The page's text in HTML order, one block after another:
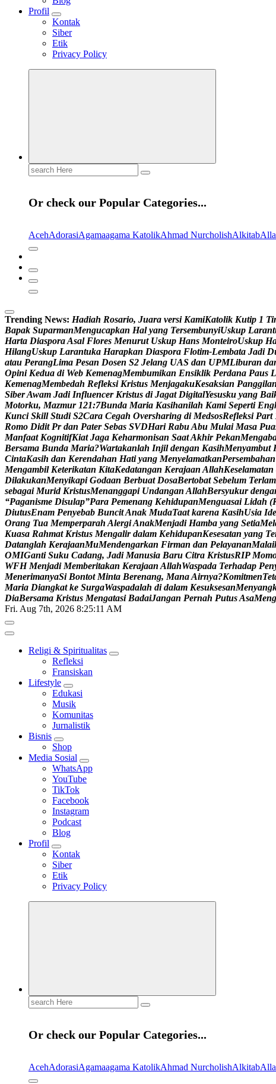
Profil
Kontak
Siber
Etik
Privacy Policy
Search
for:
Or check our Popular Categories...
AcehAdorasiAgamaagama KatolikAhmad NurcholishAlkitab
Trending News: Hadiah Rosario, Juara versi KamiKatolik Kutip 1 Ti
Bapak SuparmanMengucapkan Hal yang TersembunyiUskup Larant
Harta DiasporaAsal Flores Menurut Uskup Hans MonteiroUskup H
HilangUskup Larantuka Harapkan Diaspora Flotim-Lembata Jadi D
atau PerangLima Pesan Dosen S2 Jelang UAS dan UPMLiburan da
Opini Kedua di Web KemenagMembumikan Ensiklik Perdana Paus L
KemenagMembedah Refleksi Kristus MenjagakuKesaksian Panggilan
SiberAwam Jadi Influencer Kristus di Jagat DigitalYesusku yang Bai
Motorku, Mazmur 121:7Bunda Maria Kasihanilah Kami Seperti Eng
Kunci Skill Studi S2Cara Cegah Oversharing di MedsosRefleksi Part
Romo Didit Pr dan Pater Sebas SVDHari RabuAbu Mulai Masa Pua
Manfaat KognitifKiat Jaga Keharmonisan SaatAkhir PekanMengab
Bersama Bunda Maria?Wartakanlah Injil dengan KasihMenyambut
CintaKasih dan Kerendahan Hati yang MenyelamatkanPersembahan
Mengambil Keterikatan KitaKedatangan Kerajaan AllahKeselamatan
DilakukanMenyikapi Godaan Berbuat DosaBertobat Sebelum Terlam
sebagai Murid KristusMenanggapi Undangan AllahBersyukur denga
“Paganisme Disulap”Para Pemenang KehidupanMenguasai Lidah (
DiutusEnam Penyebab BuncitAnak MudaTaat karena KasihUsia Ide
Orang Tua Memperparah AlergiAnakMenjadi Hamba yang SetiaMel
Kuasa Rahmat Kristus Mengalir dalam KehidupanKesesatan yang Te
Datanglah KerajaanMuMendengarkan Firman dan PelayananMalai
OMIGanti Suku Cadang, Jadi Manusia Baru Citra KristusRIP Mom
WFH Menjadi Memberitakan Kerajaan AllahWaspada Terhadap Pen
MenerimanyaSi Bontot Minta Berenang, ManaAirnya?KomitmenTet
Maria Diangkat ke SurgaWaspadalah di dalam KesuksesanMenyang
DiaBersama Kristus Mengatasi BadaiJangan Pernah PutusAsaMeng
Fri. Aug 7th, 2026 8:25:12 AM
Religi & Spiritualitas
Refleksi
Fransiskan
Lifestyle
Edukasi
Musik
Komunitas
Jurnalistik
Bisnis
Shop
Media Sosial
WhatsApp
YouTube
TikTok
Facebook
Instagram
Podcast
Blog
Profil
Kontak
Siber
Etik
Privacy Policy
Search
for:
Or check our Popular Categories...
AcehAdorasiAgamaagama KatolikAhmad NurcholishAlkitab